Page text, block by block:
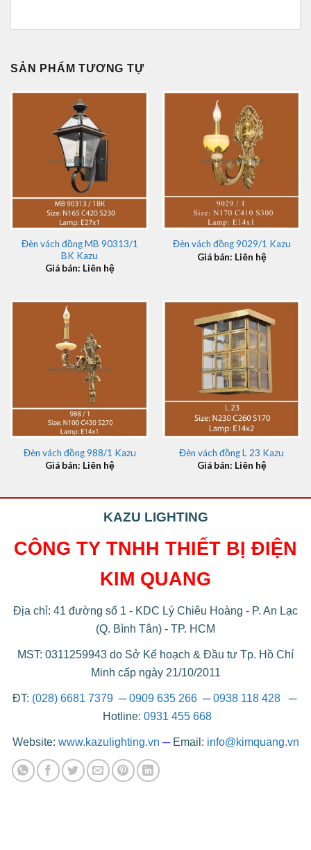
SẢN PHẨM TƯƠNG TỰ
Đèn vách đồng MB 90313/1
BK Kazu
Giá bán: Liên hệ
Đèn vách đồng 9029/1 Kazu
Giá bán: Liên hệ
Đèn vách đồng 988/1 Kazu
Giá bán: Liên hệ
Đèn vách đồng L 23 Kazu
Giá bán: Liên hệ
KAZU LIGHTING
CÔNG TY TNHH THIẾT BỊ ĐIỆN
KIM QUANG
Địa chỉ: 41 đường số 1 - KDC Lý Chiêu Hoàng - P. An Lạc
(Q. Bình Tân) - TP. HCM
MST: 0311259943 do Sở Kế hoạch & Đầu tư Tp. Hồ Chí
Minh cấp ngày 21/10/2011
ĐT: (028) 6681 7379 ─0909 635 266─0938 118 428─
Hotline: 0931 455 668
Website: www.kazulighting.vn ─ Email: info@kimquang.vn